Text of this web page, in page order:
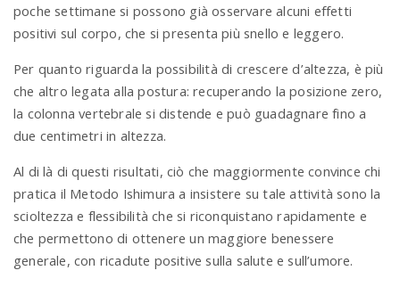
poche settimane si possono già osservare alcuni effetti
positivi sul corpo, che si presenta più snello e leggero.
Per quanto riguarda la possibilità di crescere d’altezza, è più
che altro legata alla postura: recuperando la posizione zero,
la colonna vertebrale si distende e può guadagnare fino a
due centimetri in altezza.
Al di là di questi risultati, ciò che maggiormente convince chi
pratica il Metodo Ishimura a insistere su tale attività sono la
scioltezza e flessibilità che si riconquistano rapidamente e
che permettono di ottenere un maggiore benessere
generale, con ricadute positive sulla salute e sull’umore.